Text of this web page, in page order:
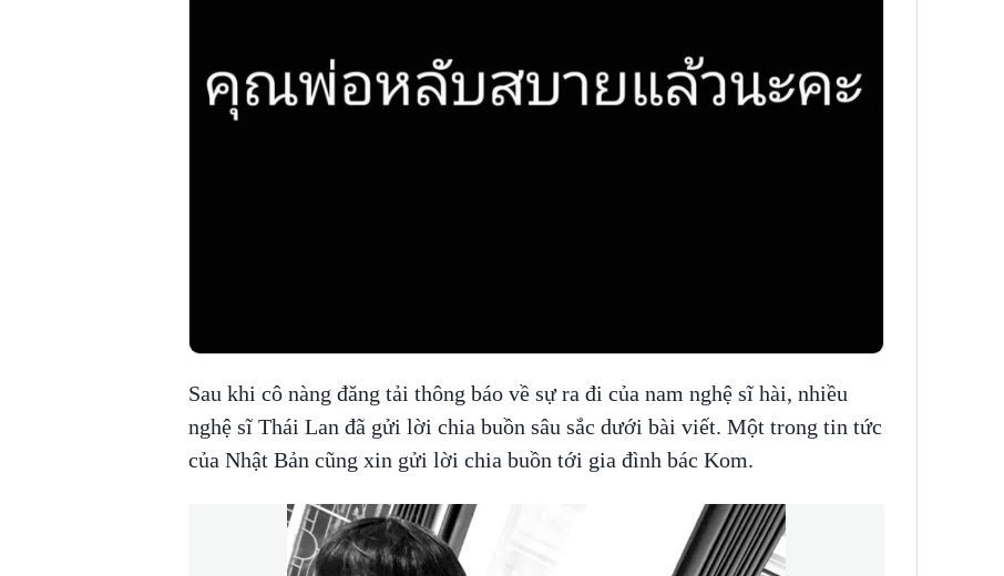
Sau khi cô nàng đăng tải thông báo về sự ra đi của nam nghệ sĩ hài, nhiều
nghệ sĩ Thái Lan đã gửi lời chia buồn sâu sắc dưới bài viết. Một trong tin tức
của Nhật Bản cũng xin gửi lời chia buồn tới gia đình bác Kom.